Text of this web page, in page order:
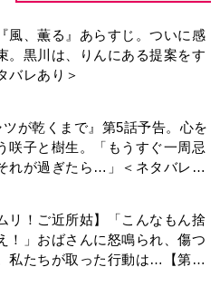
風、薫る』あらすじ。ついに感
。黒川は、りんにある提案をす
バレあり＞
ツが乾くまで』第5話予告。心を
咲子と樹生。「もうすぐ一周忌
れが過ぎたら…」＜ネタバレあ
リ！ご近所姑】「こんなもん捨
！」おばさんに怒鳴られ、傷つ
私たちが取った行動は…【第3